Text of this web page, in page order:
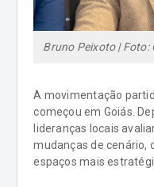
Bruno Peixoto |
A movimentação
começou em Goiás.
lideranças locais
mudanças de cenário,
espaços mais